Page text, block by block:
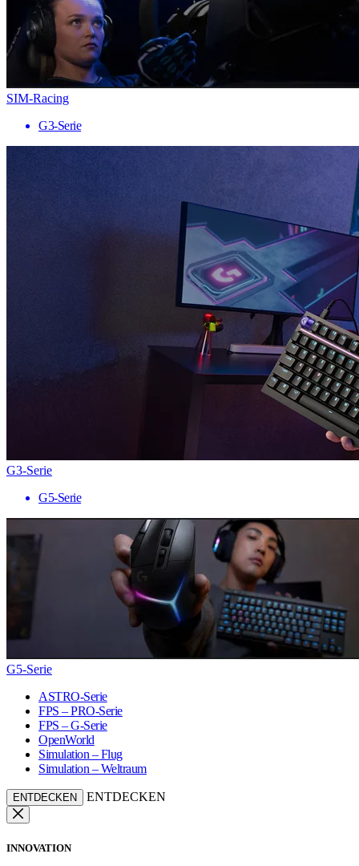
SIM-Racing
G3-Serie
G3-Serie
G5-Serie
G5-Serie
ASTRO-Serie
FPS – PRO-Serie
FPS – G-Serie
OpenWorld
Simulation – Flug
Simulation – Weltraum
ENTDECKEN ENTDECKEN
INNOVATION